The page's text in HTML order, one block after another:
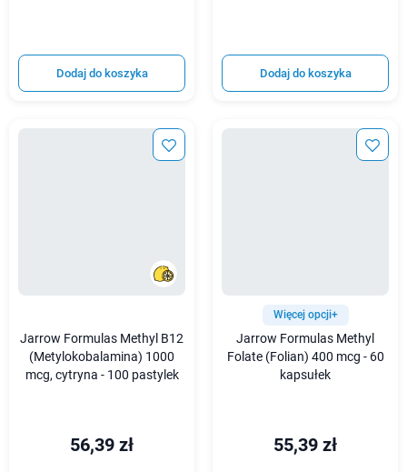
Dodaj do koszyka Dodaj do koszyka
Jarrow Formulas Methyl B12
(Metylokobalamina) 1000
mcg, cytryna - 100 pastylek
56,39 zł
Więcej opcji+
Jarrow Formulas Methyl
Folate (Folian) 400 mcg - 60
kapsułek
55,39 zł